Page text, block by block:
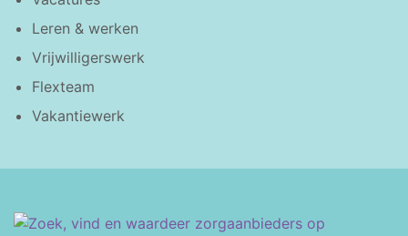
Leren & werken
Vrijwilligerswerk
Flexteam
Vakantiewerk